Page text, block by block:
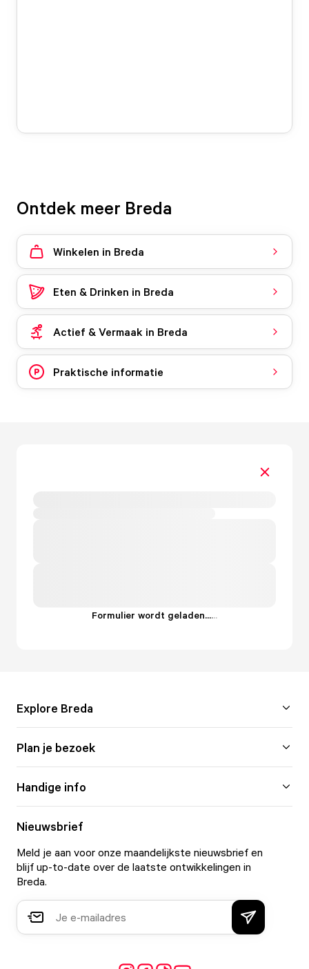
Ontdek meer Breda
Winkelen in Breda
Eten & Drinken in Breda
Actief & Vermaak in Breda
Praktische informatie
Formulier wordt geladen......
Explore Breda
Plan je bezoek
Handige info
Nieuwsbrief
Meld je aan voor onze maandelijkste nieuwsbrief en
blijf up-to-date over de laatste ontwikkelingen in
Breda.